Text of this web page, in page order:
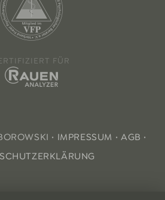
FÜR
· IMPRESSUM · AGB ·